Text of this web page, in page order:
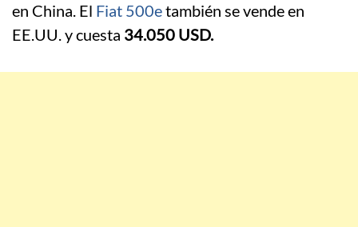
en China. El Fiat 500etambién se vende en
EE.UU. y cuesta 34.050 USD.